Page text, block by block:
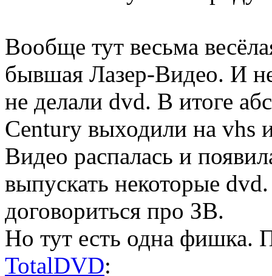
Вообще тут весьма
бывшая Лазер-Видео. И
не делали dvd. В итоге
Century выходили на vhs
Видео распалась и
выпускать некоторые
договориться про ЗВ.
Но тут есть одна фишка.
TotalDVD: